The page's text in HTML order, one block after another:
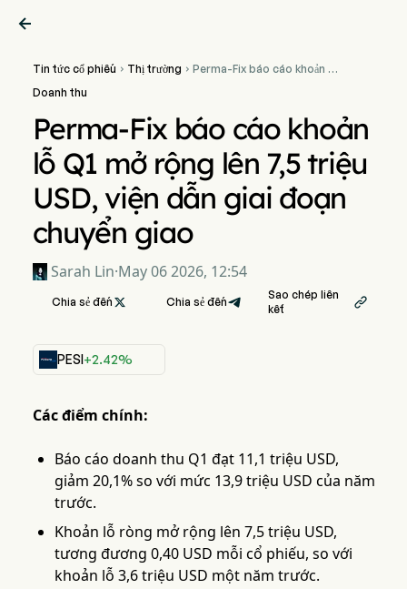

Tin tức cổ phiếu  Thị trường  Perma-Fix báo cáo khoản lỗ
Doanh thu
Perma-Fix báo cáo khoản
lỗ Q1 mở rộng lên 7,5 triệu
USD, viện dẫn giai đoạn
chuyển giao
Sarah Lin·May 06 2026, 12:54
Chia sẻ đến  Chia sẻ đến
Sao chép liên
kết

PESI+2.42%
Các điểm chính:
Báo cáo doanh thu Q1 đạt 11,1 triệu USD,
giảm 20,1% so với mức 13,9 triệu USD của năm
trước.
Khoản lỗ ròng mở rộng lên 7,5 triệu USD,
tương đương 0,40 USD mỗi cổ phiếu, so với
khoản lỗ 3,6 triệu USD một năm trước.